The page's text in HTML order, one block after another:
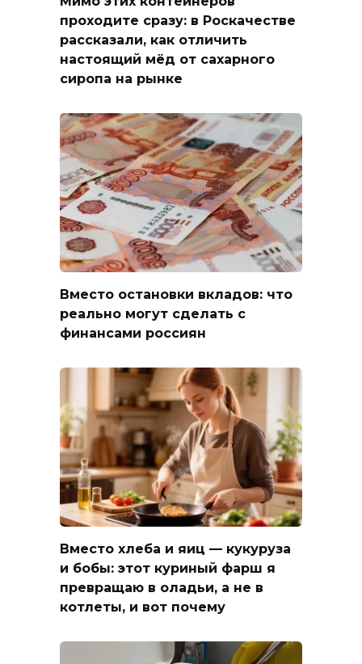
проходите сразу: в Роскачестве
рассказали, как отличить
настоящий мёд от сахарного
сиропа на рынке
Вместо остановки вкладов: что
реально могут сделать с
финансами россиян
Вместо хлеба и яиц — кукуруза
и бобы: этот куриный фарш я
превращаю в оладьи, а не в
котлеты, и вот почему